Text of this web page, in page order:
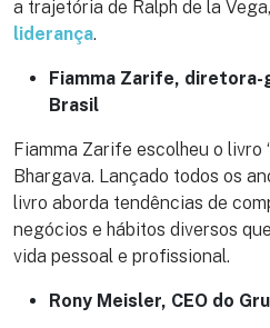
a trajetória de Ralph de la
liderança.
Fiamma Zarife,
Brasil
Fiamma Zarife escolheu o livro
Bhargava. Lançado todos os
livro aborda tendências de
negócios e hábitos diversos
vida pessoal e profissional.
Rony Meisler, CEO do